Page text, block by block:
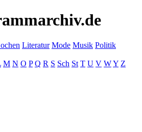
Literatur Mode Musik Politik
M N O P Q R S Sch St T U V WY Z